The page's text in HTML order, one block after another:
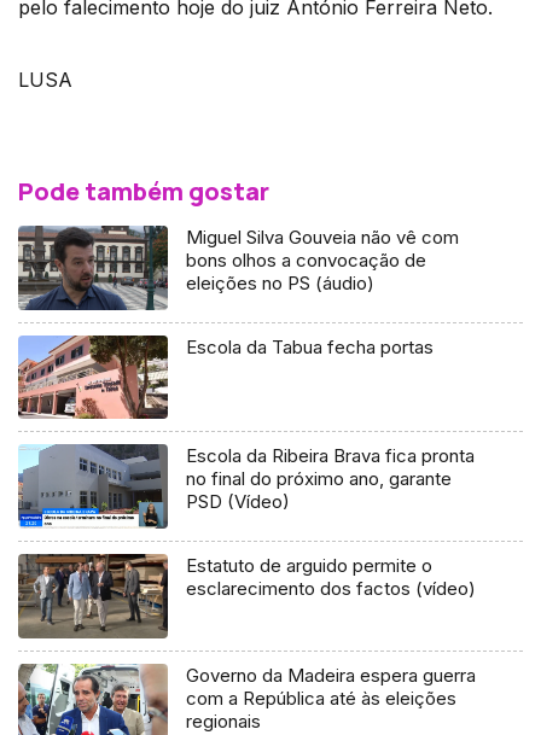
pelo falecimento hoje do juiz António Ferreira Neto.
LUSA
Pode também gostar
Miguel Silva Gouveia não vê com
bons olhos a convocação de
eleições no PS (áudio)
Escola da Tabua fecha portas
Escola da Ribeira Brava fica pronta
no final do próximo ano, garante
PSD (Vídeo)
Estatuto de arguido permite o
esclarecimento dos factos (vídeo)
Governo da Madeira espera guerra
com a República até às eleições
regionais